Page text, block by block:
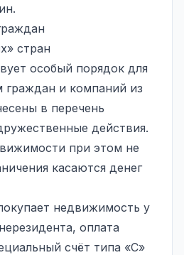
стран
особый порядок для
граждан и компаний из
в перечень
действия.
при этом не
касаются денег
недвижимость у
оплата
счёт типа «С»